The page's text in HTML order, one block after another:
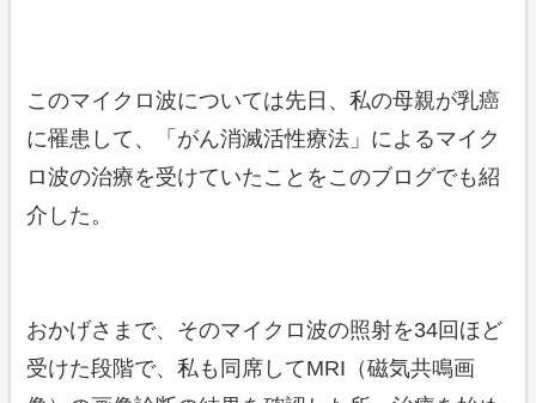
このマイクロ波については先日、私の母親が乳癌
に罹患して、「がん消滅活性療法」によるマイク
ロ波の治療を受けていたことをこのブログでも紹
介した。
おかげさまで、そのマイクロ波の照射を34回ほど
受けた段階で、私も同席してMRI（磁気共鳴画